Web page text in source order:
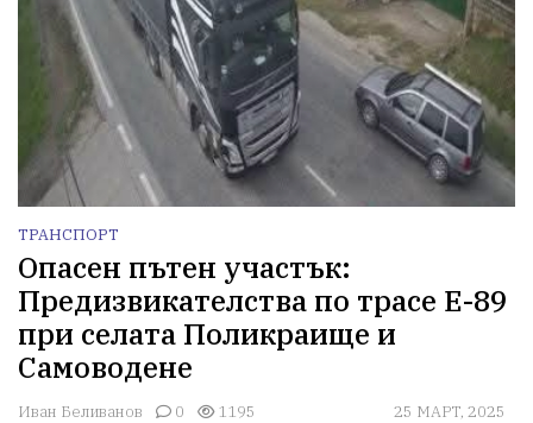
ТРАНСПОРТ
Опасен пътен участък:
Предизвикателства по трасе Е-89
при селата Поликраище и
Самоводене
Иван Беливанов 0 1195 25 МАРТ, 2025